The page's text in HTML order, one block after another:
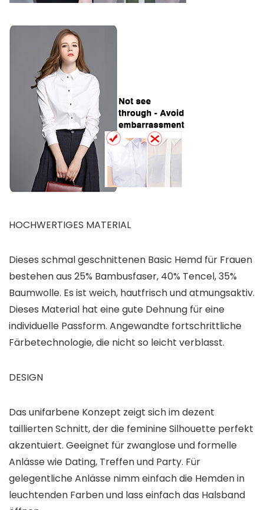
HOCHWERTIGES MATERIAL
Dieses schmal geschnittenen Basic Hemd für Frauen
bestehen aus 25% Bambusfaser, 40% Tencel, 35%
Baumwolle. Es ist weich, hautfrisch und atmungsaktiv.
Dieses Material hat eine gute Dehnung für eine
individuelle Passform. Angewandte fortschrittliche
Färbetechnologie, die nicht so leicht verblasst.
DESIGN
Das unifarbene Konzept zeigt sich im dezent
taillierten Schnitt, der die feminine Silhouette perfekt
akzentuiert. Geeignet für zwanglose und formelle
Anlässe wie Dating, Treffen und Party. Für
gelegentliche Anlässe nimm einfach die Hemden in
leuchtenden Farben und lass einfach das Halsband